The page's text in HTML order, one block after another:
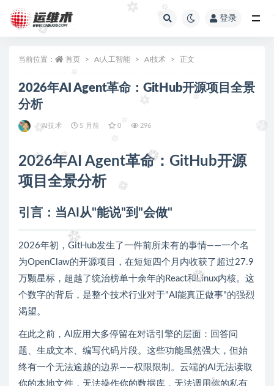
登录
当前位置： 首页 AI人工智能 AI技术 正文
2026年AI Agent革命：GitHub开源项目全景
分析
AI技术 5 月前 0 296
2026年AI Agent革命：GitHub开源
项目全景分析
引言：当AI从"能说"到"会做"
2026年初，GitHub发生了一件前所未有的事情——一个名
为OpenClaw的开源项目，在短短四个月内收获了超过27.9
万颗星标，超越了统治榜单十余年的React和Linux内核。这
个数字的背后，是整个技术行业对于"AI能真正做事"的强烈
渴望。
在此之前，AI应用大多停留在对话引擎的层面：回答问
题、生成文本、编写代码片段。这些功能虽然强大，但始
终有一个无法逾越的边界——权限限制。云端的AI无法读取
你的本地文件，无法操作你的数据库，无法调用你的私有